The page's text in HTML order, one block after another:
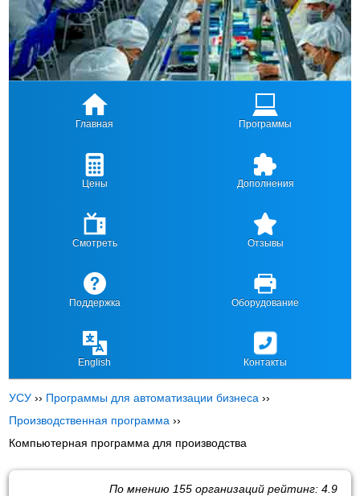
Главная Программы
Цены Дополнения
Смотреть Отзывы
Поддержка Оборудование
English Контакты
УСУ ›› Программы для автоматизации бизнеса ››
Производственная программа ››
Компьютерная программа для производства
По мнению 155организаций рейтинг: 4.9